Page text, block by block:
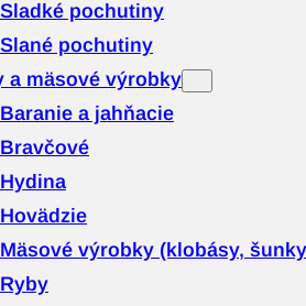
Sladké pochutiny
Slané pochutiny
a mäsové výrobky
Baranie a jahňacie
Bravčové
Hydina
Hovädzie
Mäsové výrobky (klobásy,
Ryby